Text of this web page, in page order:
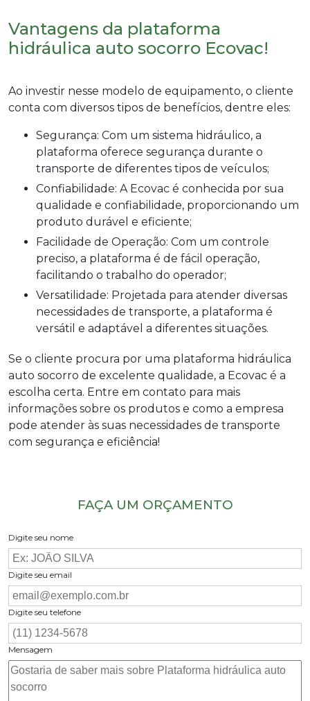
Vantagens da plataforma
hidráulica auto socorro Ecovac!
Ao investir nesse modelo de equipamento, o cliente
conta com diversos tipos de benefícios, dentre eles:
Segurança: Com um sistema hidráulico, a
plataforma oferece segurança durante o
transporte de diferentes tipos de veículos;
Confiabilidade: A Ecovac é conhecida por sua
qualidade e confiabilidade, proporcionando um
produto durável e eficiente;
Facilidade de Operação: Com um controle
preciso, a plataforma é de fácil operação,
facilitando o trabalho do operador;
Versatilidade: Projetada para atender diversas
necessidades de transporte, a plataforma é
versátil e adaptável a diferentes situações.
Se o cliente procura por uma plataforma hidráulica
auto socorro de excelente qualidade, a Ecovac é a
escolha certa. Entre em contato para mais
informações sobre os produtos e como a empresa
pode atender às suas necessidades de transporte
com segurança e eficiência!
FAÇA UM ORÇAMENTO
Digite seu nome
Digite seu email
Digite seu telefone
Mensagem